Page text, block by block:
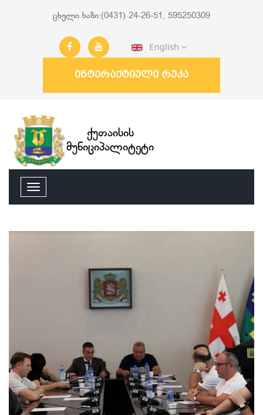
ცხელი ხაზი:(0431) 24-26-51, 595250309
English
ინტერაქტიული რუკა
ქუთაისის
მუნიციპალიტეტი